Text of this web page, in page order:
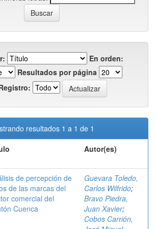
En orden:
Resultados por página
resultados 1 a 1 de 1
Autor(es)
de percepción de
de las marcas del
comercial del
Cuenca
Guevara Toledo,
Carlos Wilfrido;
Bravo Piedra,
Juan Xavier;
Cobos Carrión,